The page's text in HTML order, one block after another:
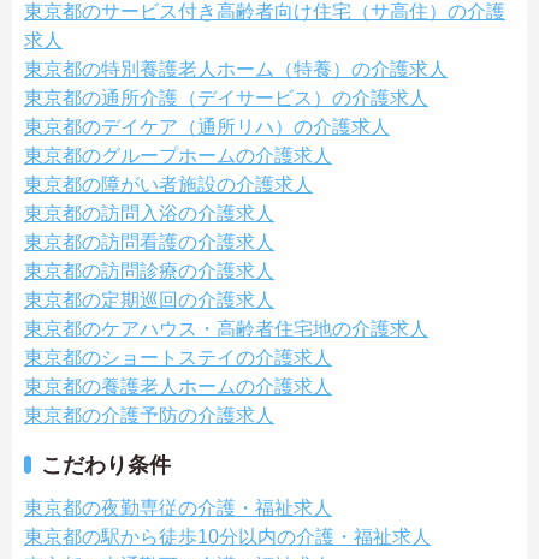
東京都のサービス付き高齢者向け住宅（サ高住）の介護
求人
東京都の特別養護老人ホーム（特養）の介護求人
東京都の通所介護（デイサービス）の介護求人
東京都のデイケア（通所リハ）の介護求人
東京都のグループホームの介護求人
東京都の障がい者施設の介護求人
東京都の訪問入浴の介護求人
東京都の訪問看護の介護求人
東京都の訪問診療の介護求人
東京都の定期巡回の介護求人
東京都のケアハウス・高齢者住宅地の介護求人
東京都のショートステイの介護求人
東京都の養護老人ホームの介護求人
東京都の介護予防の介護求人
こだわり条件
東京都の夜勤専従の介護・福祉求人
東京都の駅から徒歩10分以内の介護・福祉求人